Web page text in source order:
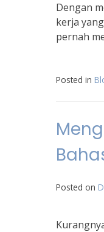
Dengan
kerja
pernah
Posted in
Posted on